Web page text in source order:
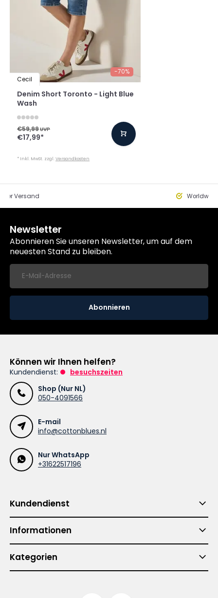
-70%
Cecil
Denim Short Toronto - Light Blue
Wash
€59,99UVP
€17,99*
* Inkl. MwSt. zzgl.Versandkosten
Versand
Newsletter
Abonnieren Sie unseren Newsletter, um auf dem
neuesten Stand zu bleiben.
Abonnieren
Können wir Ihnen helfen?
Kundendienst:
besuchszeiten
Shop (Nur NL)
050-4091566
E-mail
info@cottonblues.nl
Nur WhatsApp
+31622517196
Kundendienst
Informationen
Kategorien